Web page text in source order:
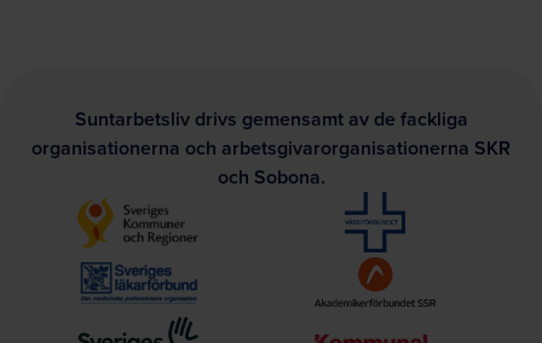
Suntarbetsliv drivs gemensamt av de fackliga
organisationerna och arbetsgivarorganisationerna SKR
och Sobona.